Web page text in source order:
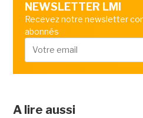
NEWSLETTER LMI
Recevez notre newsletter
abonnés
A lire aussi